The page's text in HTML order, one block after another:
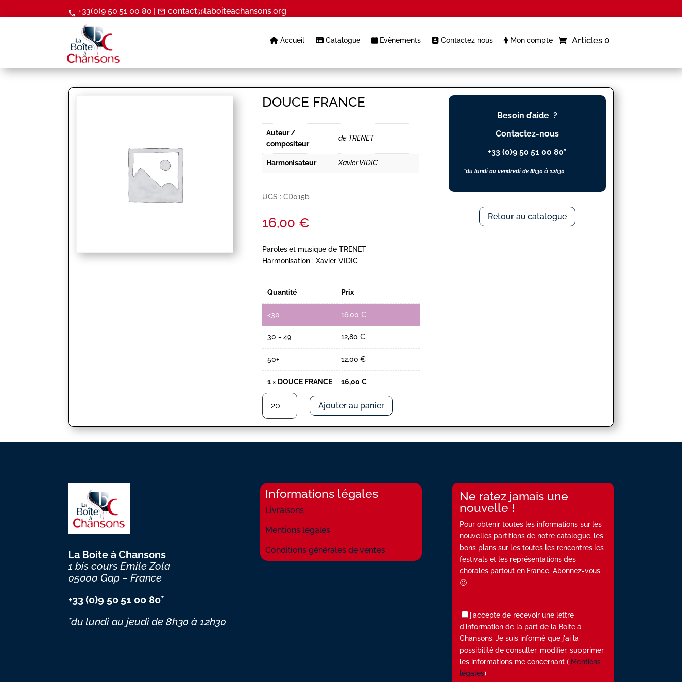
call +33(0)9 50 51 00 80 | mail contact@laboiteachansons.org
Accueil Catalogue Evènements Contactez nous Mon compte Articles 0
DOUCE FRANCE
Auteur /
compositeur
de TRENET
Harmonisateur Xavier VIDIC
UGS :CD015b
16,00 €
Paroles et musique de TRENET
Harmonisation : Xavier VIDIC
Quantité Prix
<30 16,00 €
30 - 49 12,80 €
50+ 12,00 €
1 × DOUCE FRANCE 16,00 €
quantité
DOUCE
FRANCE
Ajouter au panier
Besoin d’aide ?
Contactez-nous
+33 (0)9 50 51 00 80*
*du lundi au vendredi de 8h30 à 12h30
Retour au catalogue
La Boite à Chansons
1 bis cours Emile Zola
05000 Gap – France
+33 (0)9 50 51 00 80*
*du lundi au jeudide 8h30 à 12h30
Informations légales
Livraisons
Mentions légales
Conditions générales de ventes
Ne ratez jamais une
nouvelle !
Pour obtenir toutes les informations sur les
nouvelles partitions de notre catalogue, les
bons plans sur les toutes les rencontres les
festivals et les représentations des
chorales partout en France. Abonnez-vous
🙂
j'accepte de recevoir une lettre
d'information de la part de la Boite à
Chansons. Je suis informé que j'ai la
possibilité de consulter, modifier, supprimer
les informations me concernant ( Mentions
légales)